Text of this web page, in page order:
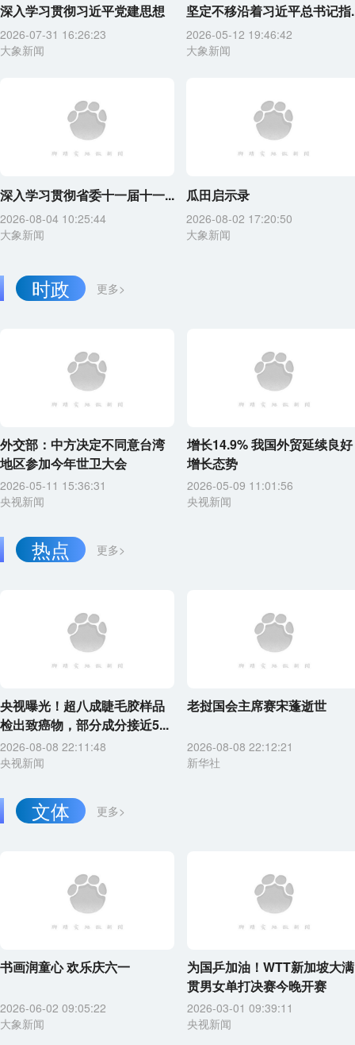
深入学习贯彻习近平党建思想
2026-07-31 16:26:23
大象新闻
坚定不移沿着习近平总书记指
2026-05-12 19:46:42
大象新闻
深入学习贯彻省委十一届十一...
2026-08-04 10:25:44
大象新闻
瓜田启示录
2026-08-02 17:20:50
大象新闻
更多>
时政
外交部：中方决定不同意台湾
地区参加今年世卫大会
2026-05-11 15:36:31
央视新闻
增长14.9% 我国外贸延续良好
增长态势
2026-05-09 11:01:56
央视新闻
更多>
热点
央视曝光！超八成睫毛胶样品
检出致癌物，部分成分接近5...
2026-08-08 22:11:48
央视新闻
老挝国会主席赛宋蓬逝世
2026-08-08 22:12:21
新华社
更多>
文体
书画润童心 欢乐庆六一
2026-06-02 09:05:22
大象新闻
为国乒加油！WTT新加坡大满
贯男女单打决赛今晚开赛
2026-03-01 09:39:11
央视新闻